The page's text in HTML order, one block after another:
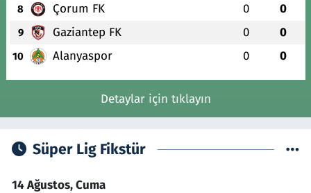
8 Çorum FK 0 0
9 Gaziantep FK 0 0
10 Alanyaspor 0 0
Detaylar için tıklayın
Süper Lig Fikstür
14 Ağustos, Cuma